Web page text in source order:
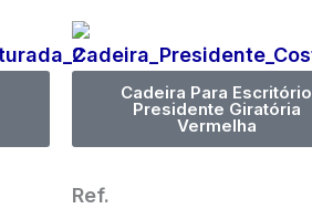
Cadeira Para Escritório
Presidente Giratória
Vermelha
Ref.